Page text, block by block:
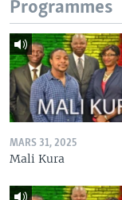
Programmes
MARS 31, 2025
Mali Kura